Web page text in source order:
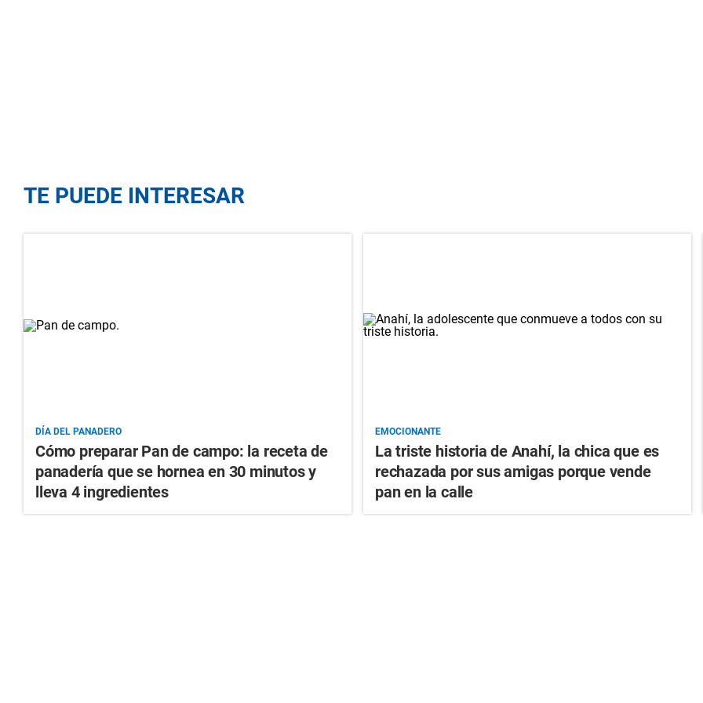
TE PUEDE INTERESAR
DÍA DEL PANADERO
Cómo preparar Pan de campo: la receta de
panadería que se hornea en 30 minutos y
lleva 4 ingredientes
EMOCIONANTE
La triste historia de Anahí, la chica que es
rechazada por sus amigas porque vende
pan en la calle